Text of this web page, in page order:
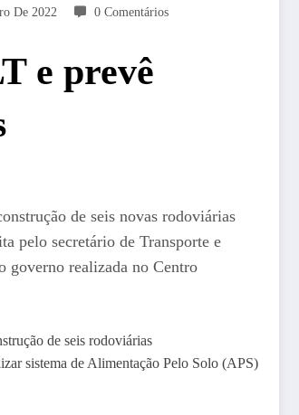
De 2022 0 Comentários
e prevê
de seis novas rodoviárias
pelo secretário de Transporte e
governo realizada no Centro
sistema de Alimentação Pelo Solo (APS)